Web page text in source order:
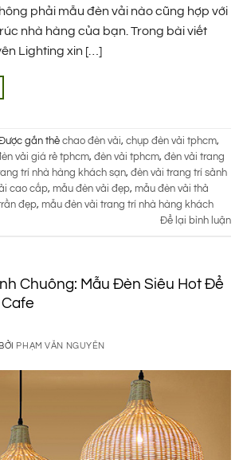
phải mẫu đèn vải nào cũng hợp với
nhà hàng của bạn. Trong bài viết
Lighting xin […]
gắn thẻ chao đèn vải, chụp đèn vải tphcm,
vải giá rẻ tphcm, đèn vải tphcm, đèn vải trang
trí nhà hàng khách sạn, đèn vải trang trí sảnh
cao cấp, mẫu đèn vải đẹp, mẫu đèn vải thả
đẹp, mẫu đèn vải trang trí nhà hàng khách
Để lại bình luận
Chuông: Mẫu Đèn Siêu Hot Để
BỞI PHẠM VĂN NGUYÊN